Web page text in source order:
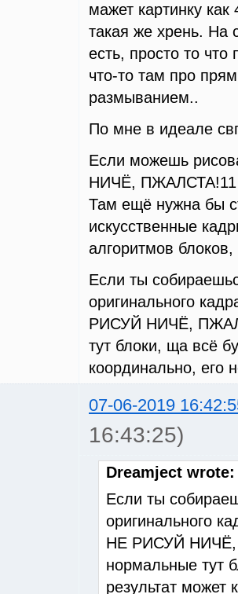
мажет картинку
такая же хрень. На
есть, просто то
что-то там про
размыванием..
По мне в идеале
Если можешь
НИЧЁ, ПЖАЛСТА!11
Там ещё нужна бы
искусственные
алгоритмов
Если ты
оригинального
РИСУЙ НИЧЁ,
тут блоки, ща всё
координально, его
07-06-2019
16:43:25)
Dreamject wrote:
Если ты
оригинального
НЕ РИСУЙ НИЧЁ,
нормальные тут
результат может